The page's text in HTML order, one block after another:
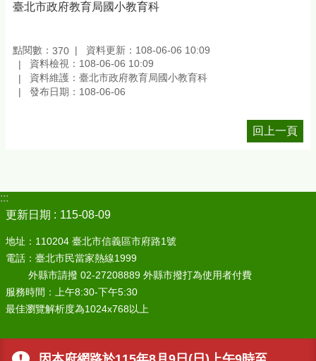
臺北市政府教育局國小教育科
點閱數： 370
資料更新：108-06-06 10:09
資料檢視：108-06-06 10:09
資料維護：臺北市政府教育局國小教育科
發布日期：108-06-06
回上一頁
:::
更新日期
115-08-09
地址：110204 臺北市信義區市府路1號
電話：臺北市民當家熱線1999
外縣市請撥 02-27208889 外縣市撥打為使用者付費
服務時間：上午8:30-下午5:30
最佳瀏覽解析度為1024x768以上